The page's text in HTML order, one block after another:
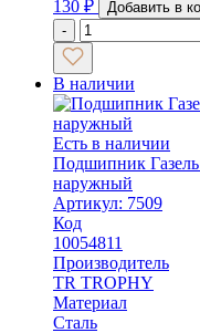
130 ₽
Добавить в
-
В наличии
Есть в наличии
Подшипник
наружный
Артикул: 7509
Код
10054811
Производитель
TR TROPHY
Материал
Сталь